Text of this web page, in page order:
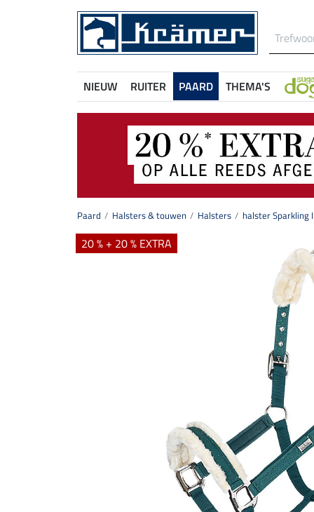
NIEUW RUITER PAARD THEMA'S
Paard Halsters & touwen Halsters halster Sparkling
20 % + 20 % EXTRA